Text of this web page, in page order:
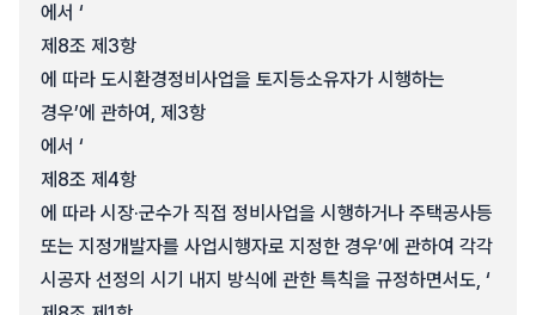
에서 ‘
제8조 제3항
에 따라 도시환경정비사업을 토지등소유자가 시행하는
경우’에 관하여, 제3항
에서 ‘
제8조 제4항
에 따라 시장·군수가 직접 정비사업을 시행하거나 주택공사등
또는 지정개발자를 사업시행자로 지정한 경우’에 관하여 각각
시공자 선정의 시기 내지 방식에 관한 특칙을 규정하면서도, ‘